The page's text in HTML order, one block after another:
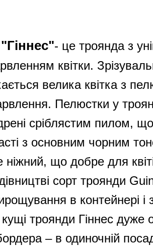
- це троянда з
квітки.
велика квітка з
Пелюстки у
сріблястим пилом,
з основним чорним
що добре для
сорт троянди
в контейнері і
троянди Гіннес дуже
– в одиночній